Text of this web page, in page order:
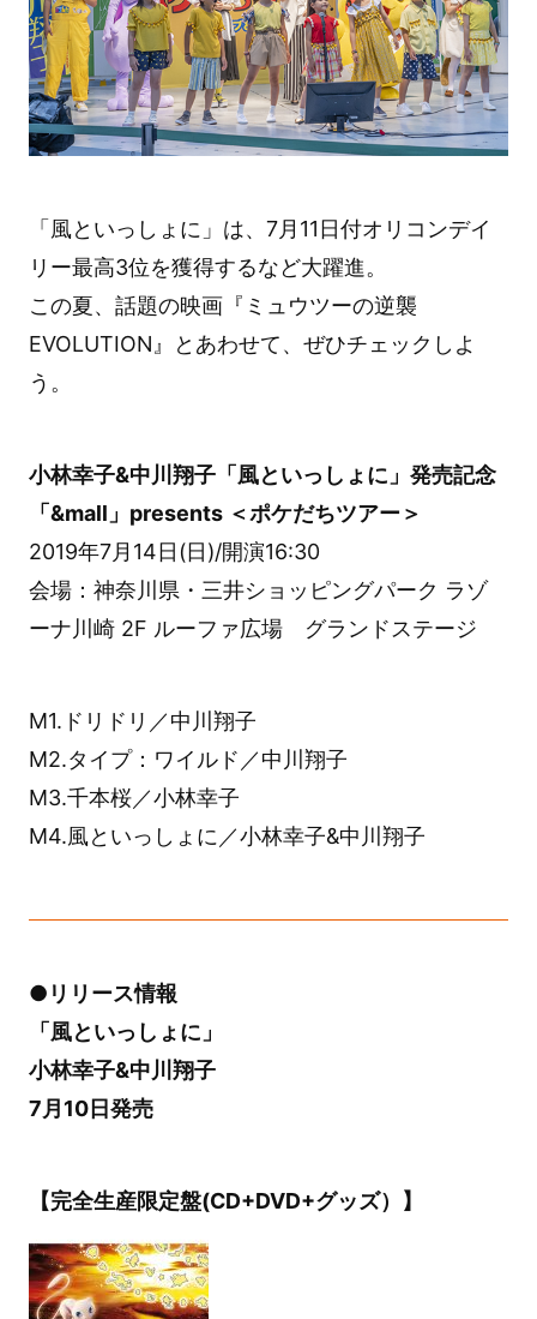
「風といっしょに」は、7月11日付オリコンデイ
リー最高3位を獲得するなど大躍進。
この夏、話題の映画『ミュウツーの逆襲
EVOLUTION』とあわせて、ぜひチェックしよ
う。
小林幸子&中川翔子「風といっしょに」発売記念
「&mall」presents ＜ポケだちツアー＞
2019年7月14日(日)/開演16:30
会場：神奈川県・三井ショッピングパーク ラゾ
ーナ川崎 2F ルーファ広場 グランドステージ
M1.ドリドリ／中川翔子
M2.タイプ：ワイルド／中川翔子
M3.千本桜／小林幸子
M4.風といっしょに／小林幸子&中川翔子
●リリース情報
「風といっしょに」
小林幸子&中川翔子
7月10日発売
【完全生産限定盤(CD+DVD+グッズ）】